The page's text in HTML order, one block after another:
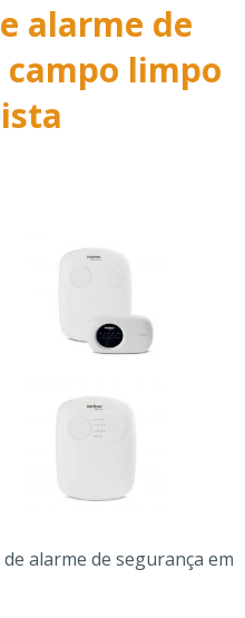
alarme de
campo limpo
alarme de segurança em